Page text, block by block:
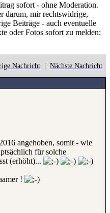
sofort - ohne Moderation.
darum, mir rechtswidrige,
Beiträge - auch eventuelle
oder Fotos sofort zu melden:
Nachricht Nächste Nachricht
angehoben, somit - wie
für solche
(erhöht)...
!